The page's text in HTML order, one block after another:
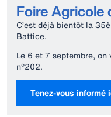
Foire Agricole
C’est déjà bientôt la
Battice.
Le 6 et 7 septembre,
n°202.
Tenez-vous informé